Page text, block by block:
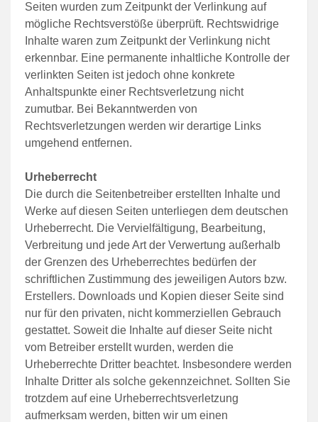
Seiten wurden zum Zeitpunkt der Verlinkung auf
mögliche Rechtsverstöße überprüft. Rechtswidrige
Inhalte waren zum Zeitpunkt der Verlinkung nicht
erkennbar. Eine permanente inhaltliche Kontrolle der
verlinkten Seiten ist jedoch ohne konkrete
Anhaltspunkte einer Rechtsverletzung nicht
zumutbar. Bei Bekanntwerden von
Rechtsverletzungen werden wir derartige Links
umgehend entfernen.
Urheberrecht
Die durch die Seitenbetreiber erstellten Inhalte und
Werke auf diesen Seiten unterliegen dem deutschen
Urheberrecht. Die Vervielfältigung, Bearbeitung,
Verbreitung und jede Art der Verwertung außerhalb
der Grenzen des Urheberrechtes bedürfen der
schriftlichen Zustimmung des jeweiligen Autors bzw.
Erstellers. Downloads und Kopien dieser Seite sind
nur für den privaten, nicht kommerziellen Gebrauch
gestattet. Soweit die Inhalte auf dieser Seite nicht
vom Betreiber erstellt wurden, werden die
Urheberrechte Dritter beachtet. Insbesondere werden
Inhalte Dritter als solche gekennzeichnet. Sollten Sie
trotzdem auf eine Urheberrechtsverletzung
aufmerksam werden, bitten wir um einen